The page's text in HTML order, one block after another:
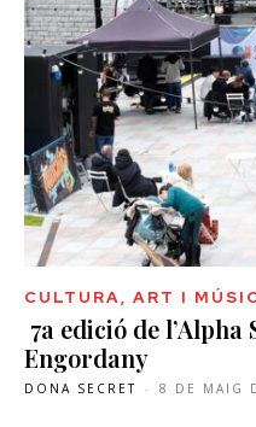
CULTURA, ART I
7a edició de l’Alpha
Engordany
DONA SECRET - 8 DE MAIG